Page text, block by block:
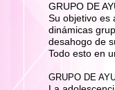
GRUPO DE
Su objetivo es
dinámicas
desahogo de
Todo esto en
GRUPO DE